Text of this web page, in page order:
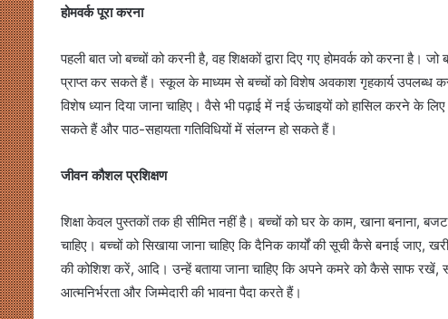
होमवर्क पूरा करना
पहली बात जो बच्चों को करनी है, वह शिक्षकों द्वारा दिए गए होमवर्क को करना
प्राप्त कर सकते हैं। स्कूल के माध्यम से बच्चों को विशेष अवकाश गृहकार्य उपलब्ध
विशेष ध्यान दिया जाना चाहिए। वैसे भी पढ़ाई में नई ऊंचाइयों को हासिल करने
सकते हैं और पाठ-सहायता गतिविधियों में संलग्न हो सकते हैं।
जीवन कौशल प्रशिक्षण
शिक्षा केवल पुस्तकों तक ही सीमित नहीं है। बच्चों को घर के काम, खाना बनाना,
चाहिए। बच्चों को सिखाया जाना चाहिए कि दैनिक कार्यों की सूची कैसे बनाई जाए,
की कोशिश करें, आदि। उन्हें बताया जाना चाहिए कि अपने कमरे को कैसे साफ
आत्मनिर्भरता और जिम्मेदारी की भावना पैदा करते हैं।